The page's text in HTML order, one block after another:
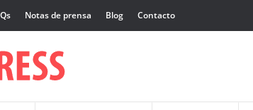
Notas de prensa Blog Contacto